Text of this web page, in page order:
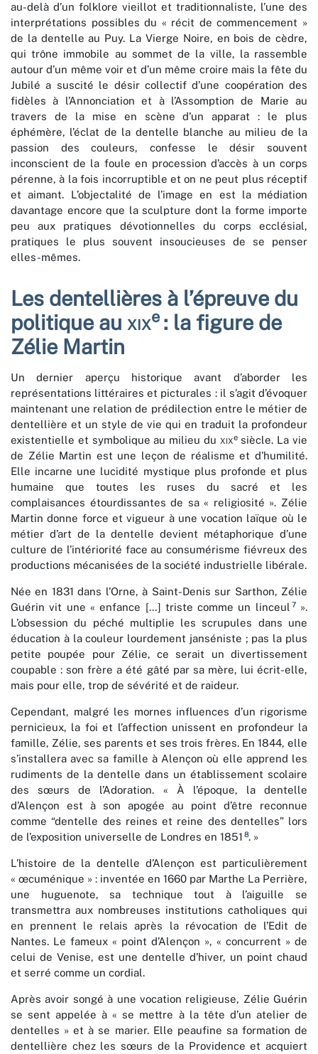
au-delà d’un folklore vieillot et traditionnaliste, l’une des
interprétations possibles du « récit de commencement »
de la dentelle au Puy. La Vierge Noire, en bois de cèdre,
qui trône immobile au sommet de la ville, la rassemble
autour d’un même voir et d’un même croire mais la fête du
Jubilé a suscité le désir collectif d’une coopération des
fidèles à l’Annonciation et à l’Assomption de Marie au
travers de la mise en scène d’un apparat : le plus
éphémère, l’éclat de la dentelle blanche au milieu de la
passion des couleurs, confesse le désir souvent
inconscient de la foule en procession d’accès à un corps
pérenne, à la fois incorruptible et on ne peut plus réceptif
et aimant. L’objectalité de l’image en est la médiation
davantage encore que la sculpture dont la forme importe
peu aux pratiques dévotionnelles du corps ecclésial,
pratiques le plus souvent insoucieuses de se penser
elles-mêmes.
Les dentellières à l’épreuve du
politique au xixe : la figure de
Zélie Martin
Un dernier aperçu historique avant d’aborder les
représentations littéraires et picturales : il s’agit d’évoquer
maintenant une relation de prédilection entre le métier de
dentellière et un style de vie qui en traduit la profondeur
existentielle et symbolique au milieu du xixesiècle. La vie
de Zélie Martin est une leçon de réalisme et d’humilité.
Elle incarne une lucidité mystique plus profonde et plus
humaine que toutes les ruses du sacré et les
complaisances étourdissantes de sa « religiosité ». Zélie
Martin donne force et vigueur à une vocation laïque où le
métier d’art de la dentelle devient métaphorique d’une
culture de l’intériorité face au consumérisme fiévreux des
productions mécanisées de la société industrielle libérale.
Née en 1831 dans l’Orne, à Saint-Denis sur Sarthon, Zélie
Guérin vit une « enfance […] triste comme un linceul 7».
L’obsession du péché multiplie les scrupules dans une
éducation à la couleur lourdement janséniste ; pas la plus
petite poupée pour Zélie, ce serait un divertissement
coupable : son frère a été gâté par sa mère, lui écrit-elle,
mais pour elle, trop de sévérité et de raideur.
Cependant, malgré les mornes influences d’un rigorisme
pernicieux, la foi et l’affection unissent en profondeur la
famille, Zélie, ses parents et ses trois frères. En 1844, elle
s’installera avec sa famille à Alençon où elle apprend les
rudiments de la dentelle dans un établissement scolaire
des sœurs de l’Adoration. « À l’époque, la dentelle
d’Alençon est à son apogée au point d’être reconnue
comme “dentelle des reines et reine des dentelles” lors
de l’exposition universelle de Londres en 1851 8. »
L’histoire de la dentelle d’Alençon est particulièrement
« œcuménique » : inventée en 1660 par Marthe La Perrière,
une huguenote, sa technique tout à l’aiguille se
transmettra aux nombreuses institutions catholiques qui
en prennent le relais après la révocation de l’Edit de
Nantes. Le fameux « point d’Alençon », « concurrent » de
celui de Venise, est une dentelle d’hiver, un point chaud
et serré comme un cordial.
Après avoir songé à une vocation religieuse, Zélie Guérin
se sent appelée à « se mettre à la tête d’un atelier de
dentelles » et à se marier. Elle peaufine sa formation de
dentellière chez les sœurs de la Providence et acquiert